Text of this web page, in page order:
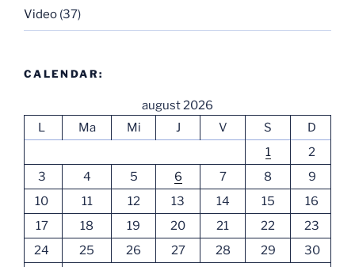
Video (37)
CALENDAR:
august 2026
L
Ma Mi J V S
D
1
2
3
4 5 6 7 8
9
10
11 12 13 14 15
16
17
18 19 20 21 22
23
24
25 26 27 28 29
30